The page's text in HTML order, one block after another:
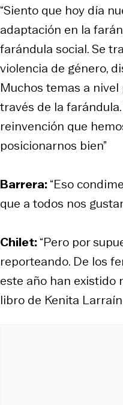
“Siento que hoy día
adaptación en la
farándula social. Se
violencia de género,
Muchos temas a
través de la
reinvención que
posicionarnos bien”
Barrera:“Eso
que a todos nos
Chilet:“Pero por
reporteando. De los
este año han existido
libro de Kenita